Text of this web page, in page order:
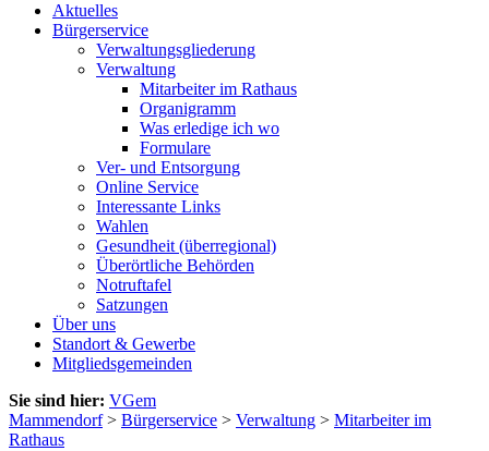
Aktuelles
Bürgerservice
Verwaltungsgliederung
Verwaltung
Mitarbeiter im Rathaus
Organigramm
Was erledige ich wo
Formulare
Ver- und Entsorgung
Online Service
Interessante Links
Wahlen
Gesundheit (überregional)
Überörtliche Behörden
Notruftafel
Satzungen
Über uns
Standort & Gewerbe
Mitgliedsgemeinden
Sie sind hier: VGem
Mammendorf> Bürgerservice > Verwaltung > Mitarbeiter im
Rathaus